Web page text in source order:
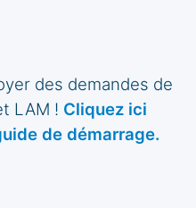
des demandes de
LAM ! Cliquez ici
de démarrage.